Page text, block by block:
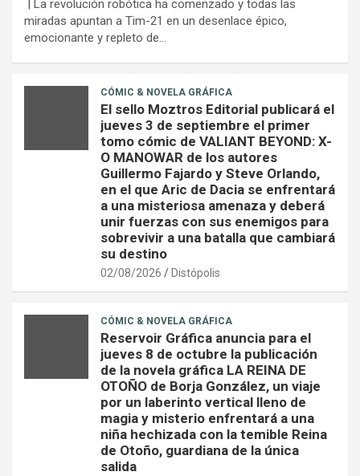
| La revolución robótica ha comenzado y todas las
miradas apuntan a Tim-21 en un desenlace épico,
emocionante y repleto de…
CÓMIC & NOVELA GRÁFICA
El sello Moztros Editorial publicará el
jueves 3 de septiembre el primer
tomo cómic de VALIANT BEYOND: X-
O MANOWAR de los autores
Guillermo Fajardo y Steve Orlando,
en el que Aric de Dacia se enfrentará
a una misteriosa amenaza y deberá
unir fuerzas con sus enemigos para
sobrevivir a una batalla que cambiará
su destino
02/08/2026 Distópolis
CÓMIC & NOVELA GRÁFICA
Reservoir Gráfica anuncia para el
jueves 8 de octubre la publicación
de la novela gráfica LA REINA DE
OTOÑO de Borja González, un viaje
por un laberinto vertical lleno de
magia y misterio enfrentará a una
niña hechizada con la temible Reina
de Otoño, guardiana de la única
salida